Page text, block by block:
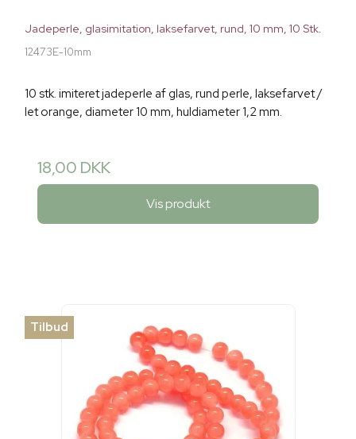
Jadeperle, glasimitation, laksefarvet, rund, 10 mm, 10 Stk.
12473E-10mm
10 stk. imiteret jadeperle af glas, rund perle, laksefarvet /
let orange, diameter 10 mm, huldiameter 1,2 mm.
18,00 DKK
Vis produkt
Tilbud